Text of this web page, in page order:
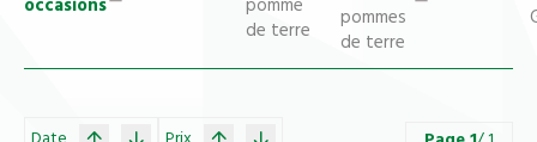
de terre
pommes
de terre